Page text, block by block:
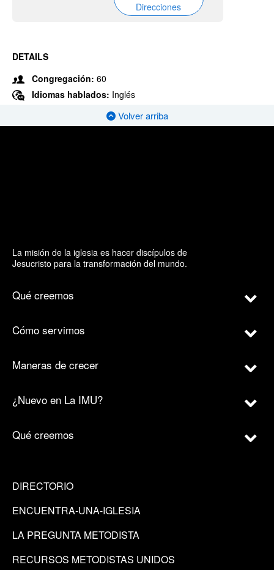
Direcciones
DETAILS
Congregación: 60
Idiomas hablados: Inglés
Volver arriba
La misión de la iglesia es hacer discípulos de
Jesucristo para la transformación del mundo.
Qué creemos
Cómo servimos
Maneras de crecer
¿Nuevo en La IMU?
Qué creemos
DIRECTORIO
ENCUENTRA-UNA-IGLESIA
LA PREGUNTA METODISTA
RECURSOS METODISTAS UNIDOS